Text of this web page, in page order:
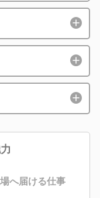
へ届ける仕事